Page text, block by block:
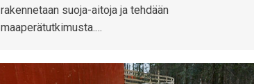
rakennetaan suoja-aitoja ja tehdään
maaperätutkimusta.…